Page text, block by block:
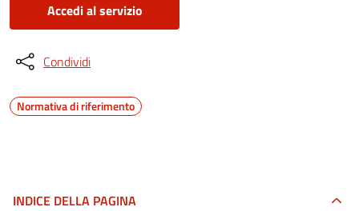
Accedi al servizio
Condividi
Normativa di riferimento
INDICE DELLA PAGINA